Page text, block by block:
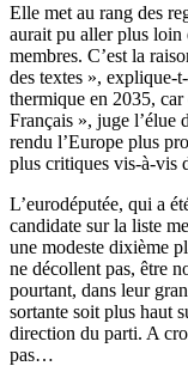
Elle met au rang des
aurait pu aller plus loin
membres. C’est la
des textes », explique-
thermique en 2035, car
Français », juge l’élue
rendu l’Europe plus
plus critiques vis-à-vis
L’eurodéputée, qui a
candidate sur la liste
une modeste dixième
ne décollent pas, être
pourtant, dans leur
sortante soit plus haut
direction du parti. A
pas…